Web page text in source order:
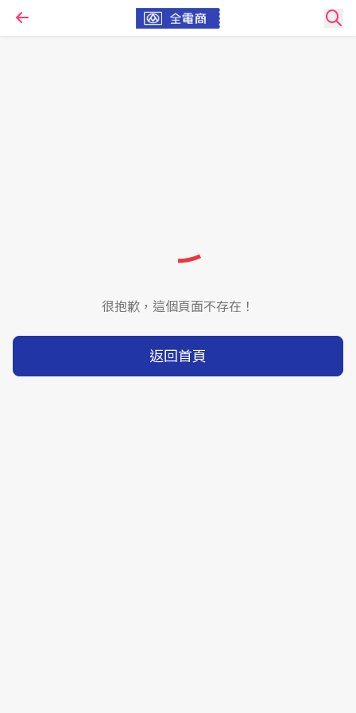
很抱歉，這個頁面不存在！
返回首頁